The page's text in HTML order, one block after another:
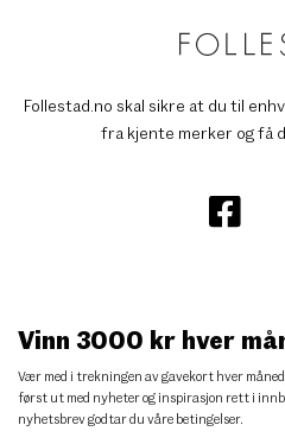
Follestad.no skal sikre at du til
fra kjente merker og få
Vinn 3000 kr hver
Vær med i trekningen av gavekort hver
først ut med nyheter og inspirasjon rett i
nyhetsbrev godtar du våre betingelser.